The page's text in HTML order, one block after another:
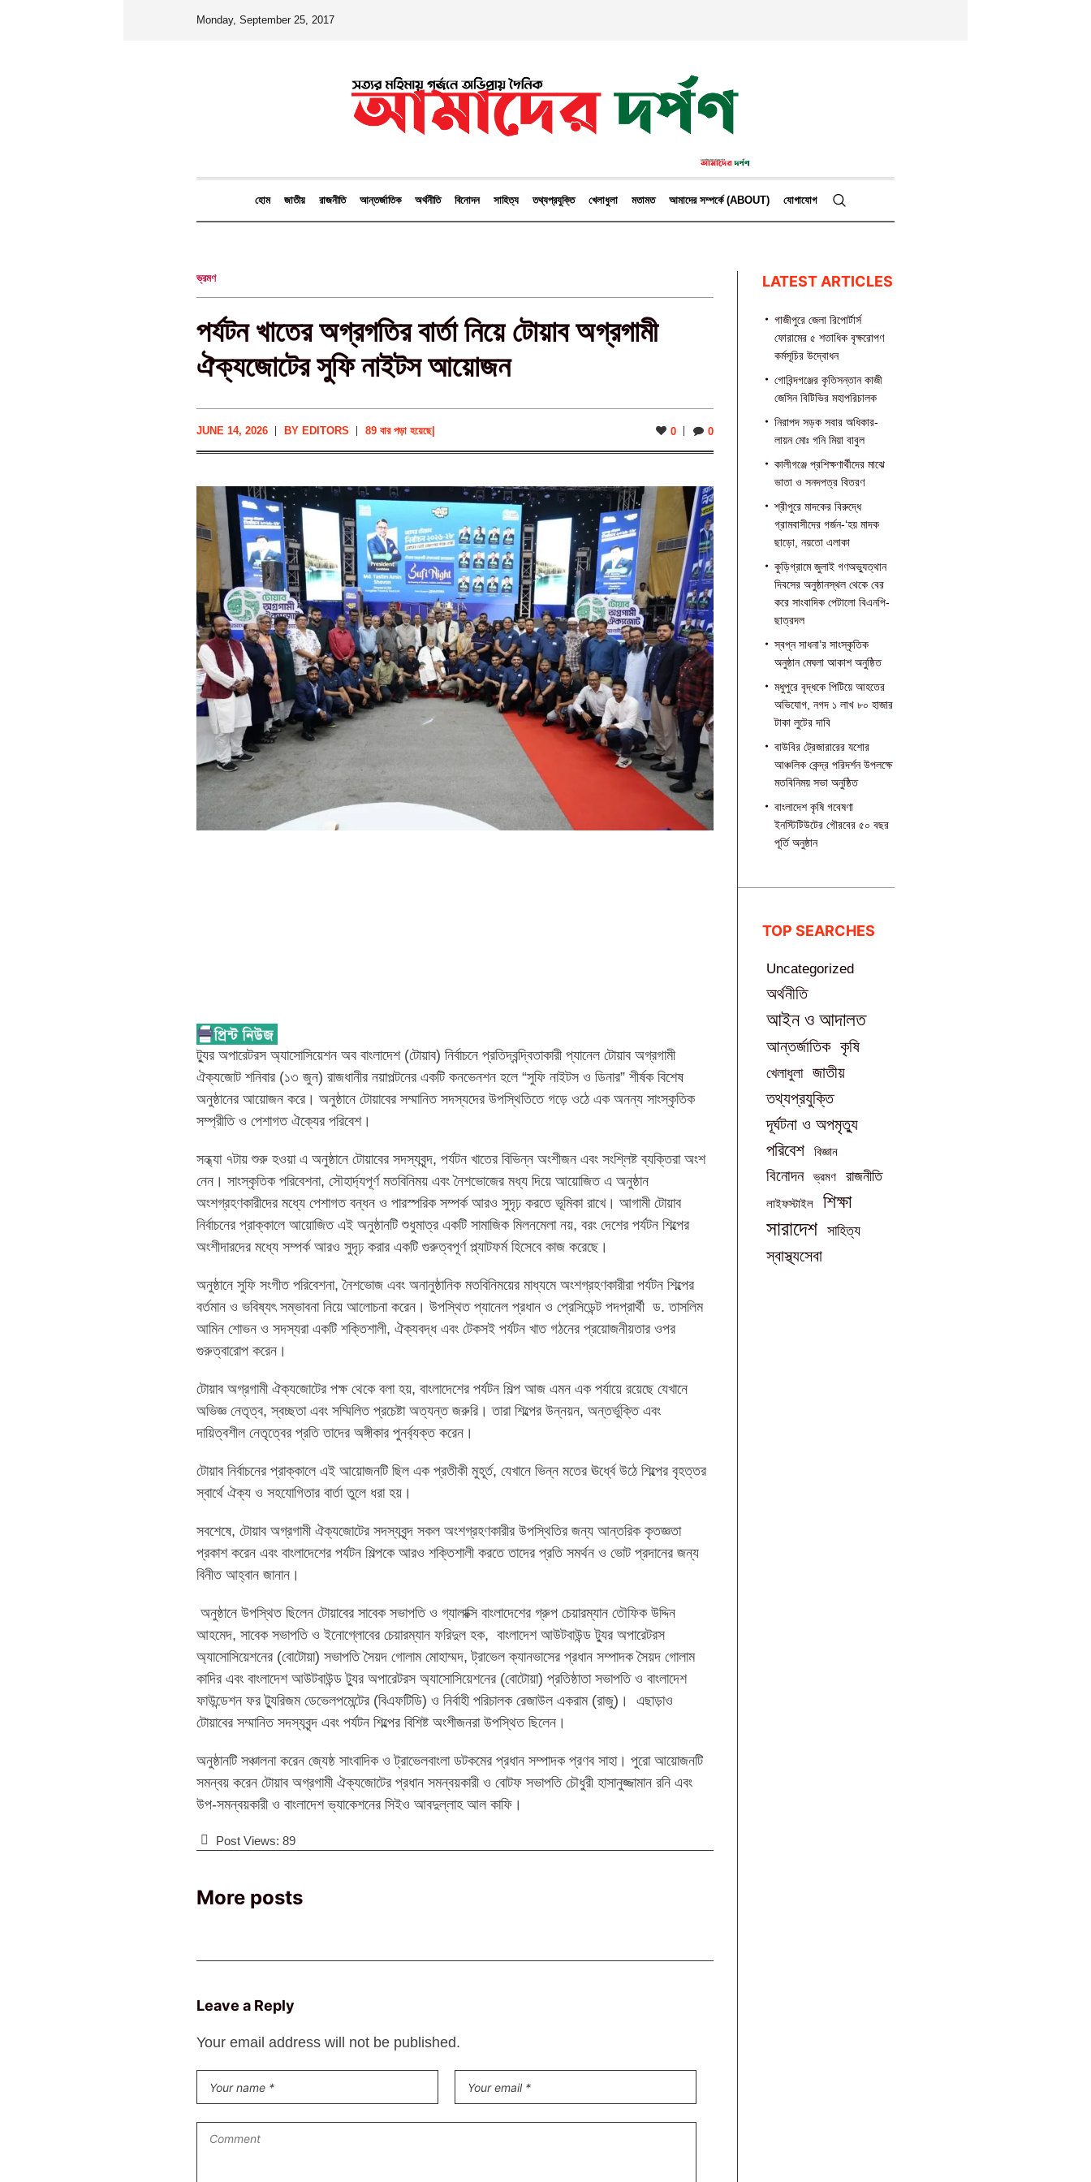
Monday, September 25, 2017
হোম জাতীয় রাজনীতি আন্তর্জাতিক অর্থনীতি বিনোদন সাহিত্য তথ্যপ্রযুক্তি খেলাধুলা মতামত আমাদের সম্পর্কে (ABOUT) যোগাযোগ
ভ্রমণ
পর্যটন খাতের অগ্রগতির বার্তা নিয়ে টোয়াব অগ্রগামী
ঐক্যজোটের সুফি নাইটস আয়োজন
JUNE 14, 2026 BY EDITORS |
89 বার পড়া হয়েছে 0 0
ট্যুর অপারেটরস অ্যাসোসিয়েশন অব বাংলাদেশ (টোয়াব) নির্বাচনে প্রতিদ্বন্দ্বিতাকারী প্যানেল টোয়াব অগ্রগামী
ঐক্যজোট শনিবার (১৩ জুন) রাজধানীর নয়াপল্টনের একটি কনভেনশন হলে “সুফি নাইটস ও ডিনার” শীর্ষক বিশেষ
অনুষ্ঠানের আয়োজন করে। অনুষ্ঠানে টোয়াবের সম্মানিত সদস্যদের উপস্থিতিতে গড়ে ওঠে এক অনন্য সাংস্কৃতিক
সম্প্রীতি ও পেশাগত ঐক্যের পরিবেশ।
সন্ধ্যা ৭টায় শুরু হওয়া এ অনুষ্ঠানে টোয়াবের সদস্যবৃন্দ, পর্যটন খাতের বিভিন্ন অংশীজন এবং সংশ্লিষ্ট ব্যক্তিরা অংশ
নেন। সাংস্কৃতিক পরিবেশনা, সৌহার্দ্যপূর্ণ মতবিনিময় এবং নৈশভোজের মধ্য দিয়ে আয়োজিত এ অনুষ্ঠান
অংশগ্রহণকারীদের মধ্যে পেশাগত বন্ধন ও পারস্পরিক সম্পর্ক আরও সুদৃঢ় করতে ভূমিকা রাখে। আগামী টোয়াব
নির্বাচনের প্রাক্কালে আয়োজিত এই অনুষ্ঠানটি শুধুমাত্র একটি সামাজিক মিলনমেলা নয়, বরং দেশের পর্যটন শিল্পের
অংশীদারদের মধ্যে সম্পর্ক আরও সুদৃঢ় করার একটি গুরুত্বপূর্ণ প্ল্যাটফর্ম হিসেবে কাজ করেছে।
অনুষ্ঠানে সুফি সংগীত পরিবেশনা, নৈশভোজ এবং অনানুষ্ঠানিক মতবিনিময়ের মাধ্যমে অংশগ্রহণকারীরা পর্যটন শিল্পের
বর্তমান ও ভবিষ্যৎ সম্ভাবনা নিয়ে আলোচনা করেন। উপস্থিত প্যানেল প্রধান ও প্রেসিডেন্ট পদপ্রার্থী ড. তাসলিম
আমিন শোভন ও সদস্যরা একটি শক্তিশালী, ঐক্যবদ্ধ এবং টেকসই পর্যটন খাত গঠনের প্রয়োজনীয়তার ওপর
গুরুত্বারোপ করেন।
টোয়াব অগ্রগামী ঐক্যজোটের পক্ষ থেকে বলা হয়, বাংলাদেশের পর্যটন শিল্প আজ এমন এক পর্যায়ে রয়েছে যেখানে
অভিজ্ঞ নেতৃত্ব, স্বচ্ছতা এবং সম্মিলিত প্রচেষ্টা অত্যন্ত জরুরি। তারা শিল্পের উন্নয়ন, অন্তর্ভুক্তি এবং
দায়িত্বশীল নেতৃত্বের প্রতি তাদের অঙ্গীকার পুনর্ব্যক্ত করেন।
টোয়াব নির্বাচনের প্রাক্কালে এই আয়োজনটি ছিল এক প্রতীকী মুহূর্ত, যেখানে ভিন্ন মতের ঊর্ধ্বে উঠে শিল্পের বৃহত্তর
স্বার্থে ঐক্য ও সহযোগিতার বার্তা তুলে ধরা হয়।
সবশেষে, টোয়াব অগ্রগামী ঐক্যজোটের সদস্যবৃন্দ সকল অংশগ্রহণকারীর উপস্থিতির জন্য আন্তরিক কৃতজ্ঞতা
প্রকাশ করেন এবং বাংলাদেশের পর্যটন শিল্পকে আরও শক্তিশালী করতে তাদের প্রতি সমর্থন ও ভোট প্রদানের জন্য
বিনীত আহ্বান জানান।
অনুষ্ঠানে উপস্থিত ছিলেন টোয়াবের সাবেক সভাপতি ও গ্যালাক্সি বাংলাদেশের গ্রুপ চেয়ারম্যান তৌফিক উদ্দিন
আহমেদ, সাবেক সভাপতি ও ইনোগ্লোবের চেয়ারম্যান ফরিদুল হক, বাংলাদেশ আউটবাউন্ড ট্যুর অপারেটরস
অ্যাসোসিয়েশনের (বোটোয়া) সভাপতি সৈয়দ গোলাম মোহাম্মদ, ট্রাভেল ক্যানভাসের প্রধান সম্পাদক সৈয়দ গোলাম
কাদির এবং বাংলাদেশ আউটবাউন্ড ট্যুর অপারেটরস অ্যাসোসিয়েশনের (বোটোয়া) প্রতিষ্ঠাতা সভাপতি ও বাংলাদেশ
ফাউন্ডেশন ফর ট্যুরিজম ডেভেলপমেন্টের (বিএফটিডি) ও নির্বাহী পরিচালক রেজাউল একরাম (রাজু)। এছাড়াও
টোয়াবের সম্মানিত সদস্যবৃন্দ এবং পর্যটন শিল্পের বিশিষ্ট অংশীজনরা উপস্থিত ছিলেন।
অনুষ্ঠানটি সঞ্চালনা করেন জ্যেষ্ঠ সাংবাদিক ও ট্রাভেলবাংলা ডটকমের প্রধান সম্পাদক প্রণব সাহা। পুরো আয়োজনটি
সমন্বয় করেন টোয়াব অগ্রগামী ঐক্যজোটের প্রধান সমন্বয়কারী ও বোটফ সভাপতি চৌধুরী হাসানুজ্জামান রনি এবং
উপ-সমন্বয়কারী ও বাংলাদেশ ভ্যাকেশনের সিইও আবদুল্লাহ আল কাফি।
Post Views: 89
More posts
Leave a Reply
Your email address will not be published.
LATEST ARTICLES
গাজীপুরে জেলা রিপোর্টার্স
ফোরামের ৫ শতাধিক বৃক্ষরোপণ
কর্মসূচির উদ্বোধন
গোবিন্দগঞ্জের কৃতিসন্তান কাজী
জেসিন বিটিভির মহাপরিচালক
নিরাপদ সড়ক সবার অধিকার-
লায়ন মোঃ গনি মিয়া বাবুল
কালীগঞ্জে প্রশিক্ষণার্থীদের মাঝে
ভাতা ও সনদপত্র বিতরণ
শ্রীপুরে মাদকের বিরুদ্ধে
গ্রামবাসীদের গর্জন-‘হয় মাদক
ছাড়ো, নয়তো এলাকা
কুড়িগ্রামে জুলাই গণঅভ্যুত্থান
দিবসের অনুষ্ঠানস্থল থেকে বের
করে সাংবাদিক পেটালো বিএনপি-
ছাত্রদল
স্বপ্ন সাধনা’র সাংস্কৃতিক
অনুষ্ঠান মেঘলা আকাশ অনুষ্ঠিত
মধুপুরে বৃদ্ধকে পিটিয়ে আহতের
অভিযোগ, নগদ ১ লাখ ৮০ হাজার
টাকা লুটের দাবি
বাউবির ট্রেজারারের যশোর
আঞ্চলিক কেন্দ্র পরিদর্শন উপলক্ষে
মতবিনিময় সভা অনুষ্ঠিত
বাংলাদেশ কৃষি গবেষণা
ইনস্টিটিউটের গৌরবের ৫০ বছর
পূর্তি অনুষ্ঠান
TOP SEARCHES
Uncategorized
অর্থনীতি
আইন ও আদালত
আন্তর্জাতিক কৃষি
খেলাধুলা জাতীয়
তথ্যপ্রযুক্তি
দূর্ঘটনা ও অপমৃত্যু
পরিবেশ বিজ্ঞান
বিনোদন ভ্রমণ রাজনীতি
লাইফস্টাইল শিক্ষা
সারাদেশ সাহিত্য
স্বাস্থ্যসেবা